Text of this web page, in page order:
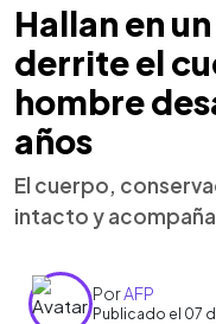
Hallan en
derrite el
hombre
años
El cuerpo,
intacto y
PorAFP
Publicado el 07